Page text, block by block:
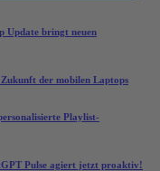
Update bringt neuen
der mobilen Laptops
Playlist-
Pulse agiert jetzt proaktiv!